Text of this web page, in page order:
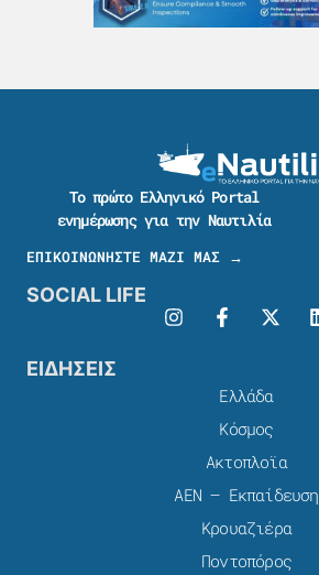
Το πρώτο Ελληνικό Portal
ενημέρωσης για την Ναυτιλία
ΕΠΙΚΟΙΝΩΝΗΣΤΕ ΜΑΖΙ ΜΑΣ →
SOCIAL LIFE
ΕΙΔΗΣΕΙΣ
Ελλάδα
Κόσμος
Ακτοπλοϊα
ΑΕΝ – Εκπαίδευση
Κρουαζιέρα
Ποντοπόρος